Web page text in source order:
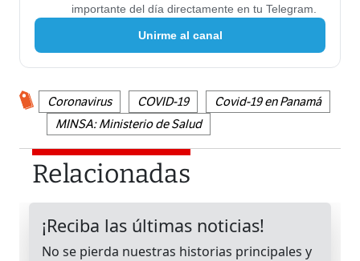
importante del día directamente en tu Telegram.
Unirme al canal
Coronavirus COVID-19
Covid-19 en Panamá
MINSA: Ministerio de Salud
Relacionadas